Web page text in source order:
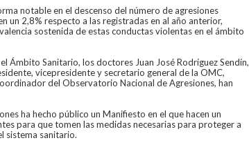
notable en el descenso del número de agresiones
un 2,8% respecto a las registradas en al año anterior,
sostenida de estas conductas violentas en el ámbito
Ámbito Sanitario, los doctores Juan José Rodríguez Sendín,
vicepresidente y secretario general de la OMC,
del Observatorio Nacional de Agresiones, han
ha hecho público un Manifiesto en el que hacen un
para que tomen las medidas necesarias para proteger a
sistema sanitario.